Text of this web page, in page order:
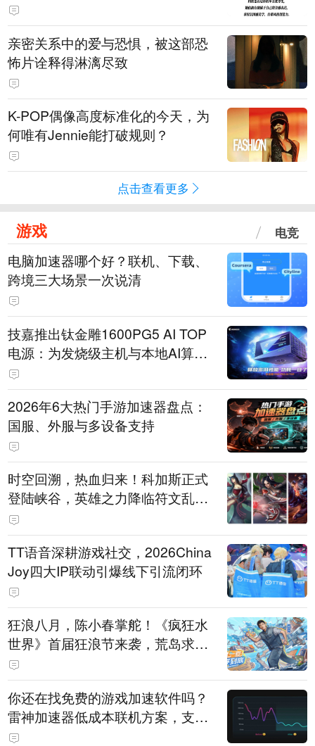
亲密关系中的爱与恐惧，被这部恐
怖片诠释得淋漓尽致
K-POP偶像高度标准化的今天，为
何唯有Jennie能打破规则？
点击查看更多
游戏 电竞
电脑加速器哪个好？联机、下载、
跨境三大场景一次说清
技嘉推出钛金雕1600PG5 AI TOP
电源：为发烧级主机与本地AI算力
打造旗舰供电方案
2026年6大热门手游加速器盘点：
国服、外服与多设备支持
时空回溯，热血归来！科加斯正式
登陆峡谷，英雄之力降临符文乱
斗！
TT语音深耕游戏社交，2026China
Joy四大IP联动引爆线下引流闭环
狂浪八月，陈小春掌舵！《疯狂水
世界》首届狂浪节来袭，荒岛求生
直播即将开启
你还在找免费的游戏加速软件吗？
雷神加速器低成本联机方案，支持
免费试用